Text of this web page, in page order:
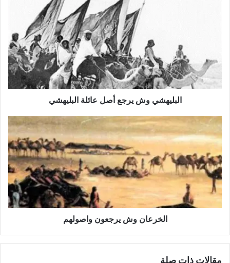
البليهشي وش يرجع أصل عائلة البليهشي
الخرعان وش يرجعون واصولهم
مقالات ذات صلة